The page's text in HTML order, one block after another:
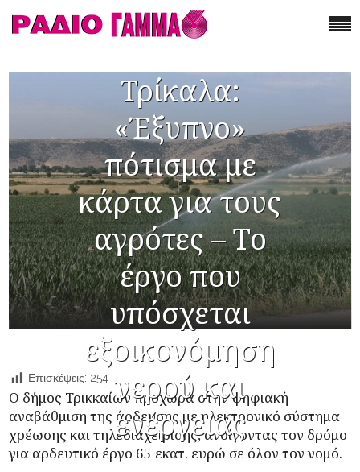
Τρίκαλα:
«Έξυπνο»
πότισμα με
κάρτα για τους
αγρότες – Το
έργο που
υπόσχεται
εξοικονόμηση
νερού και
ενέργειας
Επισκέψεις: 254
Ο δήμος Τρικκαίων προχωρά στην ψηφιακή
αναβάθμιση της άρδευσης με ηλεκτρονικό σύστημα
χρέωσης και τηλεδιαχείρισης, ανοίγοντας τον δρόμο
για αρδευτικό έργο 65 εκατ. ευρώ σε όλον τον νομό.